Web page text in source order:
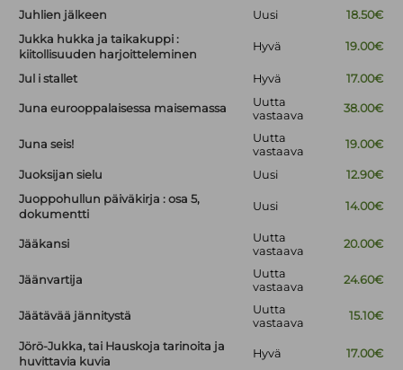
Juhlien jälkeen Uusi
18.50€
Jukka hukka ja taikakuppi :
kiitollisuuden harjoitteleminen
Hyvä 19.00€
Jul i stallet Hyvä 17.00€
Juna eurooppalaisessa maisemassa
Uutta
vastaava
38.00€
Juna seis!
Uutta
vastaava
19.00€
Juoksijan sielu Uusi
12.90€
Juoppohullun päiväkirja : osa 5,
dokumentti
Uusi 14.00€
Jääkansi
Uutta
vastaava
20.00€
Jäänvartija
Uutta
vastaava
24.60€
Jäätävää jännitystä
Uutta
vastaava
15.10€
Jörö-Jukka, tai Hauskoja tarinoita ja
huvittavia kuvia
Hyvä 17.00€